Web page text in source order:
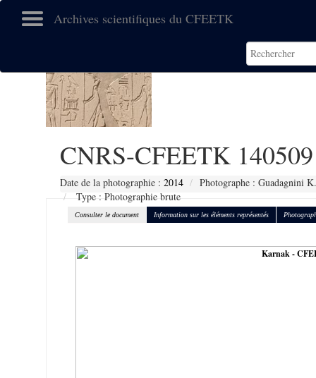
Archives scientifiques du CFEETK
CNRS-CFEETK 140509
Date de la photographie : 2014
Photographe : Guadagnini K.
Type : Photographie brute
Consulter le document Information sur les éléments représentés